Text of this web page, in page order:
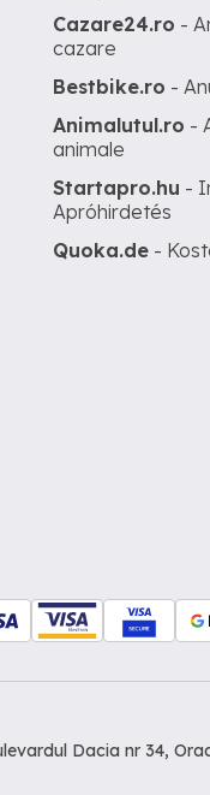
Cazare24.ro -
cazare
Bestbike.ro -
Animalutul.ro -
animale
Startapro.hu -
Apróhirdetés
Quoka.de -
Dacia nr 34,